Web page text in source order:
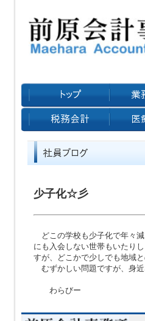
少子化☆彡
どこの学校も少子化で年々
にも入会しない世帯もいたり
すが、どこかで少しでも地域
むずかしい問題ですが、身
わらびー